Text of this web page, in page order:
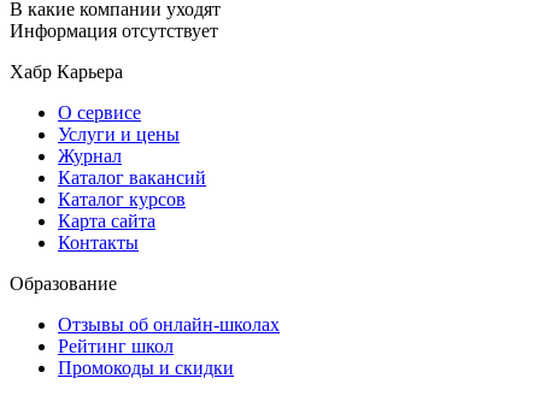
В какие компании уходят
Информация отсутствует
Хабр Карьера
О сервисе
Услуги и цены
Журнал
Каталог вакансий
Каталог курсов
Карта сайта
Контакты
Образование
Отзывы об онлайн-школах
Рейтинг школ
Промокоды и скидки